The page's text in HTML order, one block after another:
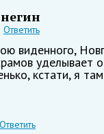
Ответить
виденного,
уделывает
кстати, я
Ответить